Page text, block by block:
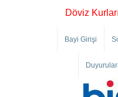
Döviz
Bayi Girişi